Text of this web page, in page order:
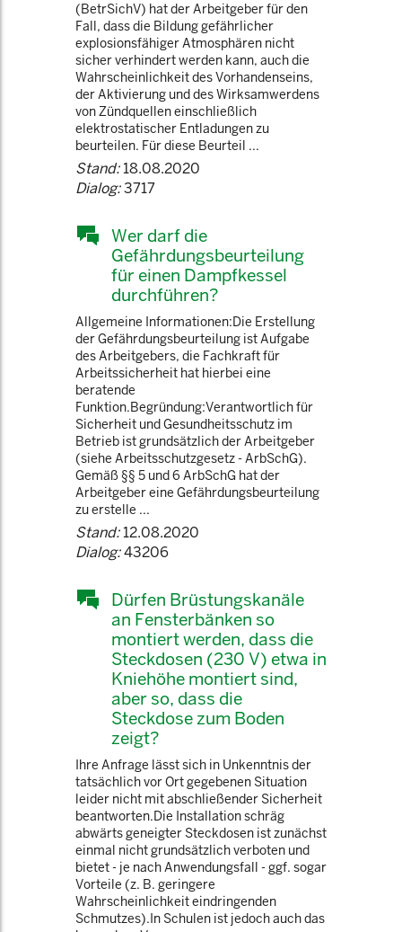
(BetrSichV) hat der Arbeitgeber für den
Fall, dass die Bildung gefährlicher
explosionsfähiger Atmosphären nicht
sicher verhindert werden kann, auch die
Wahrscheinlichkeit des Vorhandenseins,
der Aktivierung und des Wirksamwerdens
von Zündquellen einschließlich
elektrostatischer Entladungen zu
beurteilen. Für diese Beurteil ...
Stand:18.08.2020
Dialog:3717
Wer darf die
Gefährdungsbeurteilung
für einen Dampfkessel
durchführen?
Allgemeine Informationen:Die Erstellung
der Gefährdungsbeurteilung ist Aufgabe
des Arbeitgebers, die Fachkraft für
Arbeitssicherheit hat hierbei eine
beratende
Funktion.Begründung:Verantwortlich für
Sicherheit und Gesundheitsschutz im
Betrieb ist grundsätzlich der Arbeitgeber
(siehe Arbeitsschutzgesetz - ArbSchG).
Gemäß §§ 5 und 6 ArbSchG hat der
Arbeitgeber eine Gefährdungsbeurteilung
zu erstelle ...
Stand:12.08.2020
Dialog:43206
Dürfen Brüstungskanäle
an Fensterbänken so
montiert werden, dass die
Steckdosen (230 V) etwa in
Kniehöhe montiert sind,
aber so, dass die
Steckdose zum Boden
zeigt?
Ihre Anfrage lässt sich in Unkenntnis der
tatsächlich vor Ort gegebenen Situation
leider nicht mit abschließender Sicherheit
beantworten.Die Installation schräg
abwärts geneigter Steckdosen ist zunächst
einmal nicht grundsätzlich verboten und
bietet - je nach Anwendungsfall - ggf. sogar
Vorteile (z. B. geringere
Wahrscheinlichkeit eindringenden
Schmutzes).In Schulen ist jedoch auch das